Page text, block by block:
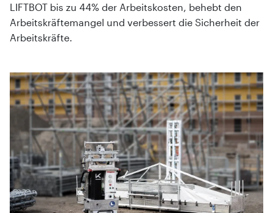
LIFTBOT bis zu 44% der Arbeitskosten, behebt den
Arbeitskräftemangel und verbessert die Sicherheit der
Arbeitskräfte.